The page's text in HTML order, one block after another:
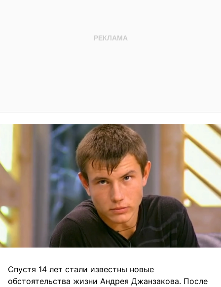
Спустя 14 лет стали известны новые
обстоятельства жизни Андрея Джанзакова. После